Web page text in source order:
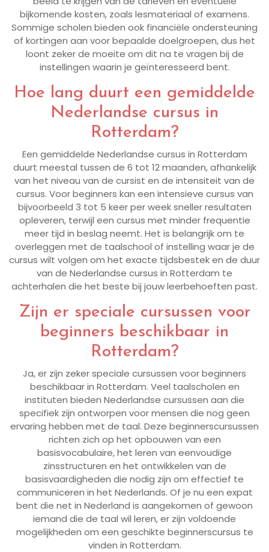
bijkomende kosten, zoals lesmateriaal of examens.
Sommige scholen bieden ook financiële ondersteuning
of kortingen aan voor bepaalde doelgroepen, dus het
loont zeker de moeite om dit na te vragen bij de
instellingen waarin je geïnteresseerd bent.
Hoe lang duurt een gemiddelde
Nederlandse cursus in
Rotterdam?
Een gemiddelde Nederlandse cursus in Rotterdam
duurt meestal tussen de 6 tot 12 maanden, afhankelijk
van het niveau van de cursist en de intensiteit van de
cursus. Voor beginners kan een intensieve cursus van
bijvoorbeeld 3 tot 5 keer per week sneller resultaten
opleveren, terwijl een cursus met minder frequentie
meer tijd in beslag neemt. Het is belangrijk om te
overleggen met de taalschool of instelling waar je de
cursus wilt volgen om het exacte tijdsbestek en de duur
van de Nederlandse cursus in Rotterdam te
achterhalen die het beste bij jouw leerbehoeften past.
Zijn er speciale cursussen voor
beginners beschikbaar in
Rotterdam?
Ja, er zijn zeker speciale cursussen voor beginners
beschikbaar in Rotterdam. Veel taalscholen en
instituten bieden Nederlandse cursussen aan die
specifiek zijn ontworpen voor mensen die nog geen
ervaring hebben met de taal. Deze beginnerscursussen
richten zich op het opbouwen van een
basisvocabulaire, het leren van eenvoudige
zinsstructuren en het ontwikkelen van de
basisvaardigheden die nodig zijn om effectief te
communiceren in het Nederlands. Of je nu een expat
bent die net in Nederland is aangekomen of gewoon
iemand die de taal wil leren, er zijn voldoende
mogelijkheden om een geschikte beginnerscursus te
vinden in Rotterdam.